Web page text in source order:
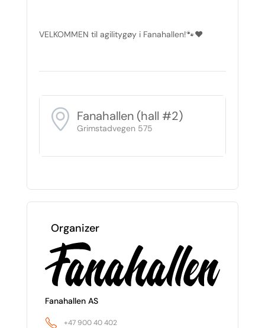
VELKOMMEN til agilitygøy i Fanahallen!🐾❤️
Fanahallen (hall #2)
Grimstadvegen 575
Organizer
Fanahallen AS
+47 900 40 402